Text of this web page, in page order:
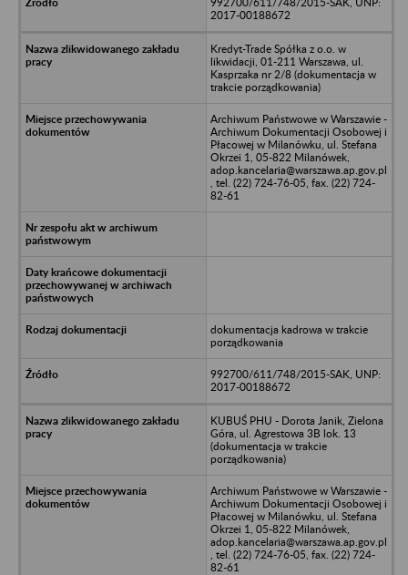
2017-00188672
Kredyt-Trade Spółka z o.o. w
likwidacji, 01-211 Warszawa, ul.
Kasprzaka nr 2/8 (dokumentacja w
trakcie porządkowania)
Archiwum Państwowe w Warszawie -
Archiwum Dokumentacji Osobowej i
Płacowej w Milanówku, ul. Stefana
Okrzei 1, 05-822 Milanówek,
adop.kancelaria@warszawa.ap.gov.pl
, tel. (22) 724-76-05, fax. (22) 724-
82-61
dokumentacja kadrowa w trakcie
porządkowania
992700/611/748/2015-SAK, UNP:
2017-00188672
KUBUŚ PHU - Dorota Janik, Zielona
Góra, ul. Agrestowa 3B lok. 13
(dokumentacja w trakcie
porządkowania)
Archiwum Państwowe w Warszawie -
Archiwum Dokumentacji Osobowej i
Płacowej w Milanówku, ul. Stefana
Okrzei 1, 05-822 Milanówek,
adop.kancelaria@warszawa.ap.gov.pl
, tel. (22) 724-76-05, fax. (22) 724-
82-61